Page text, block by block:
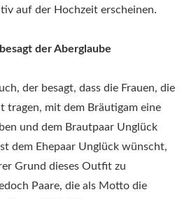
auf der Hochzeit erscheinen.
der Aberglaube
der besagt, dass die Frauen, die
tragen, mit dem Bräutigam eine
und dem Brautpaar Unglück
dem Ehepaar Unglück wünscht,
Grund dieses Outfit zu
Paare, die als Motto die